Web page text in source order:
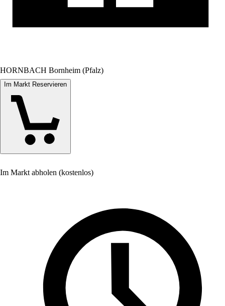
HORNBACH Bornheim (Pfalz)
Im Markt Reservieren
Im Markt abholen (kostenlos)